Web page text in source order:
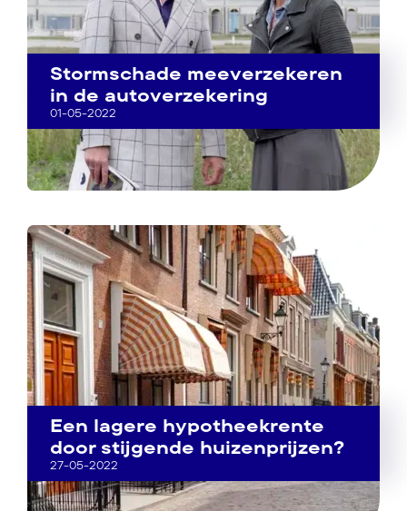
Stormschade meeverzekeren
in de autoverzekering
01-05-2022
Een lagere hypotheekrente
door stijgende huizenprijzen?
27-05-2022